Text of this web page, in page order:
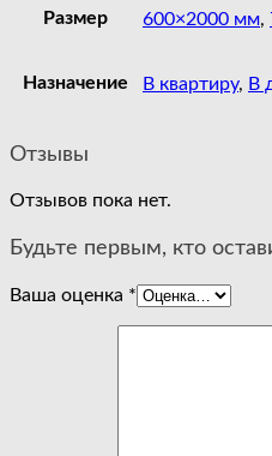
Размер 600×2000 мм,
Назначение В квартиру, В
Отзывы
Отзывов пока нет.
Будьте первым, кто
Ваша оценка *